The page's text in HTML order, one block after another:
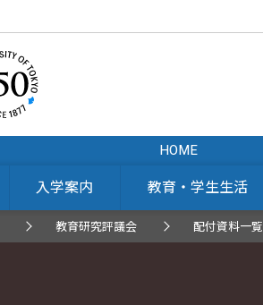
HOME
入学案内 教育・学生生活
教育研究評議会 配付資料一覧